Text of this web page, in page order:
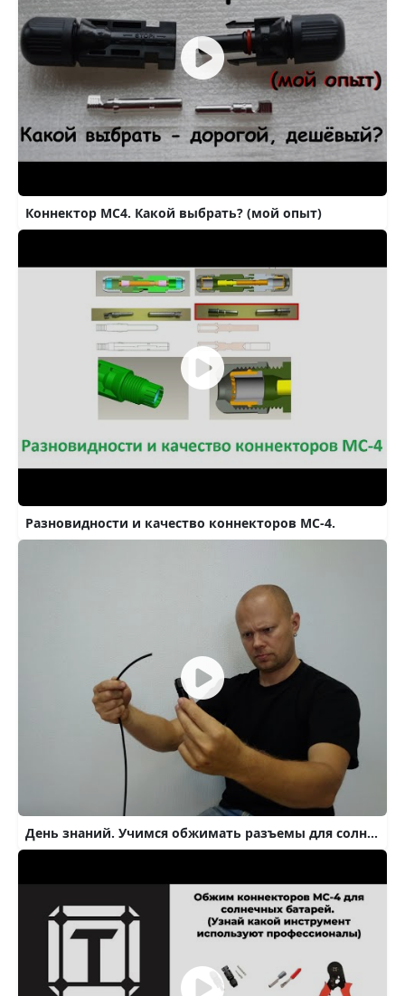
Коннектор МС4. Какой выбрать? (мой опыт)
Разновидности и качество коннекторов МС-4.
День знаний. Учимся обжимать разъемы для солнечных батарей.